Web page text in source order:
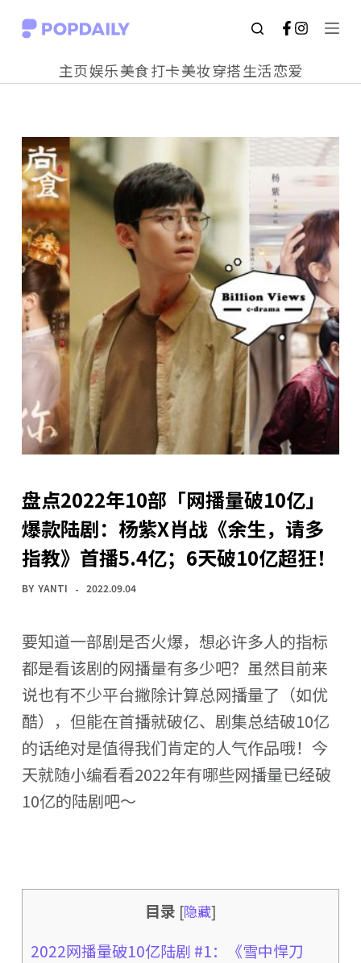
S
o
c
o
n
t
e
n
t
主页娱乐美食打卡美妆穿搭生活恋爱
盘点2022年10部「网播量破10亿」
爆款陆剧：杨紫X肖战《余生，请多
指教》首播5.4亿；6天破10亿超狂！
BY YANTI 2022.09.04
要知道一部剧是否火爆，想必许多人的指标
都是看该剧的网播量有多少吧？虽然目前来
说也有不少平台撇除计算总网播量了（如优
酷），但能在首播就破亿、剧集总结破10亿
的话绝对是值得我们肯定的人气作品哦！今
天就随小编看看2022年有哪些网播量已经破
10亿的陆剧吧～
目录 [隐藏]
2022网播量破10亿陆剧 #1：《雪中悍刀